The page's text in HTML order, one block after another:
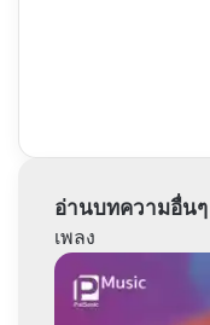
อ่านบทความอื่น
เพลง